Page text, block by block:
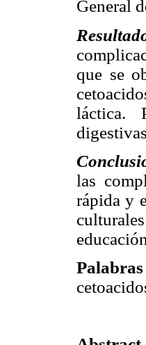
General
que se
láctica.
las
rápida y